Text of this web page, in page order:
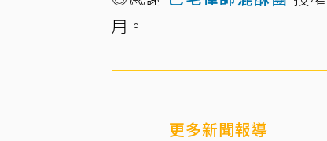
用。
更多新聞報導